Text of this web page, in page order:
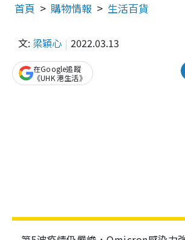
首頁 購物情報 生活百貨
文: 梁穎心 2022.03.13
在Google追蹤
《UHK 港生活》